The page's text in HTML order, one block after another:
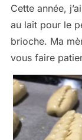
Cette année,
au lait pour le
brioche. Ma
vous faire